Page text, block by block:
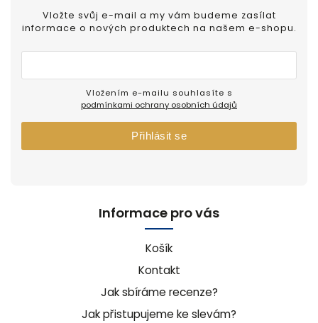
Vložte svůj e-mail a my vám budeme zasílat
informace o nových produktech na našem e-shopu.
podmínkami ochrany osobních údajů
Přihlásit se
Informace pro vás
Košík
Kontakt
Jak sbíráme recenze?
Jak přistupujeme ke slevám?